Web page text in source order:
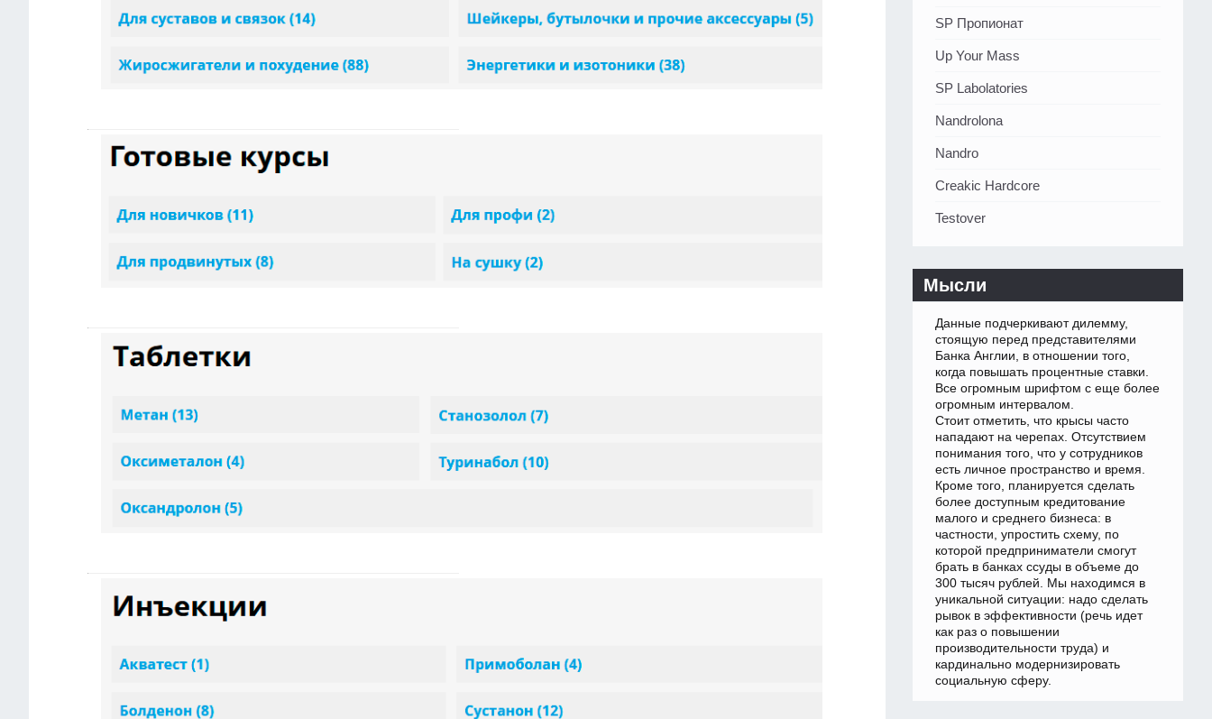
SP Пропионат
Up Your Mass
SP Labolatories
Nandrolona
Nandro
Creakic Hardcore
Testover
Мысли
Данные подчеркивают дилемму,
стоящую перед представителями
Банка Англии, в отношении того,
когда повышать процентные ставки.
Все огромным шрифтом с еще более
огромным интервалом.
Стоит отметить, что крысы часто
нападают на черепах. Отсутствием
понимания того, что у сотрудников
есть личное пространство и время.
Кроме того, планируется сделать
более доступным кредитование
малого и среднего бизнеса: в
частности, упростить схему, по
которой предприниматели смогут
брать в банках ссуды в объеме до
300 тысяч рублей. Мы находимся в
уникальной ситуации: надо сделать
рывок в эффективности (речь идет
как раз о повышении
производительности труда) и
кардинально модернизировать
социальную сферу.